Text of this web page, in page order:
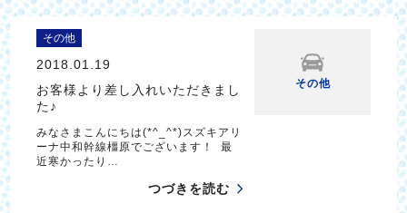
その他
2018.01.19
お客様より差し入れいただきまし
た♪
みなさまこんにちは(*^_^*)スズキアリ
ーナ中和幹線橿原でございます！ 最
近寒かったり…
つづきを読む
その他